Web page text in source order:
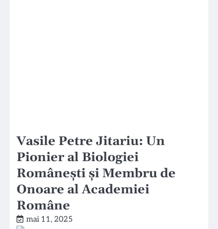
Vasile Petre Jitariu: Un
Pionier al Biologiei
Românești și Membru de
Onoare al Academiei
Române
mai 11, 2025